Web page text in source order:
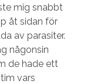
mig snabbt
åt sidan för
av parasiter.
någonsin
de hade ett
vars